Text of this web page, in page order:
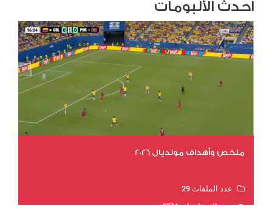
احدث الألبومات
ملخص وأهداف مونديال 2026
عدد الملفات 29
عدد المشاهدات 4774